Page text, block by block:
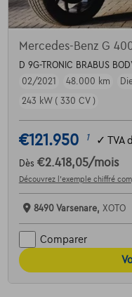
Mercedes-Benz G
D 9G-TRONIC BRABUS
02/2021
48.000 km
243 kW ( 330 CV )
€121.950 1 ✓ TVA
Dès €2.418,05/mois
Découvrez l’exemple chiffré
8490 Varsenare, XOTO
Comparer